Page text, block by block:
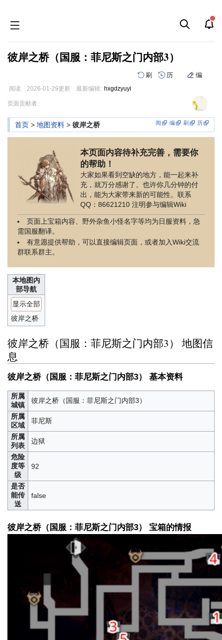
彼岸之桥（国服：菲尼斯之门内部3）
刷 历 编
阅读 2026-01-29更新 最新编辑: hxgdzyuyi
跳
到
导
跳
到
搜
页面贡献者 :
首页 > 地图资料 > 彼岸之桥 阅 编 刷 历
本页面内容待补充完善，需要你
的帮助！
大家如果看到空缺的地方，能一起来补
充，就万分感谢了。也许你几分钟的付
出，能为大家带来新的可能性。联系
QQ：86621210 注明参与编辑Wiki
页面上宝箱内容、野外杂鱼小怪名字等均为日服资料，急
需国服翻译。
有意愿提供帮助，可以直接编辑页面，或者加入Wiki交流
群联系群主。
本地图内
部导航
显示全部
彼岸之桥
彼岸之桥（国服：菲尼斯之门内部3） 地图信
息
彼岸之桥（国服：菲尼斯之门内部3） 基本资料
所属
城镇
彼岸之桥（国服：菲尼斯之门内部3）
所属
区域
菲尼斯
所属
列表
边狱
危险
度等
级
92
是否
能传
送
false
彼岸之桥（国服：菲尼斯之门内部3） 宝箱的情报